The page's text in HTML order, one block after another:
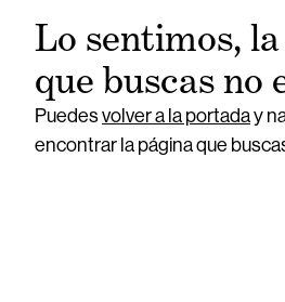
Lo sentimos,
que buscas no
Puedesvolver a la portaday
encontrar la página que